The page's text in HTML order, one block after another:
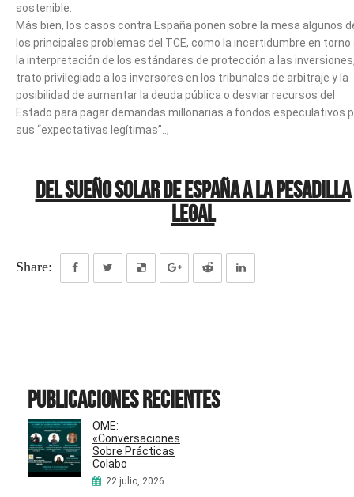
sostenible.
Más bien, los casos contra España ponen sobre la mesa algunos
los principales problemas del TCE, como la incertidumbre en torno
la interpretación de los estándares de protección a las
trato privilegiado a los inversores en los tribunales de arbitraje y la
posibilidad de aumentar la deuda pública o desviar recursos del
Estado para pagar demandas millonarias a fondos especulativos
sus “expectativas legítimas”..,
Del sueño solar de España a la pesadilla
Legal
Share:
Publicaciones recientes
OME:
«Conversaciones
Sobre Prácticas
Colabo
22 julio, 2026